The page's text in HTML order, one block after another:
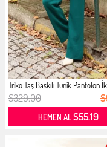
Triko Taş Baskılı Tunik Pantolon
$329.00
HEMEN AL$55.19